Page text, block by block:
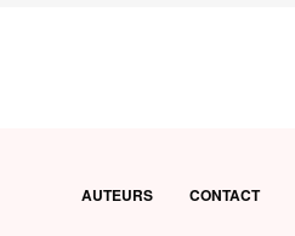
AUTEURS CONTACT